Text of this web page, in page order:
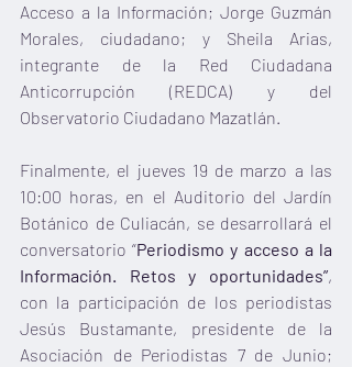
Acceso a la Información; Jorge Guzmán
Morales, ciudadano; y Sheila Arias,
integrante de la Red Ciudadana
Anticorrupción (REDCA) y del
Observatorio Ciudadano Mazatlán.
Finalmente, el jueves 19 de marzo a las
10:00 horas, en el Auditorio del Jardín
Botánico de Culiacán, se desarrollará el
conversatorio “Periodismo y acceso a la
Información. Retos y oportunidades”,
con la participación de los periodistas
Jesús Bustamante, presidente de la
Asociación de Periodistas 7 de Junio;